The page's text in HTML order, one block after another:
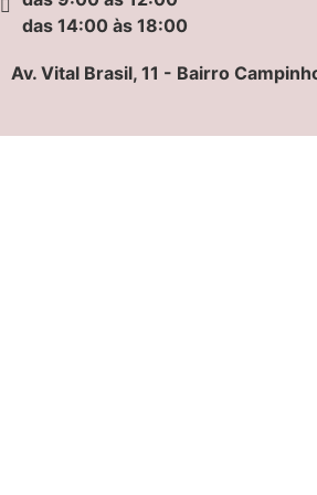
das 14:00 às 18:00
Av. Vital Brasil, 11 - Bairro